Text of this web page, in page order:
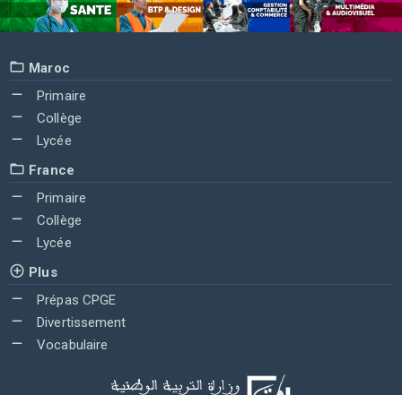
Maroc
Primaire
Collège
Lycée
France
Primaire
Collège
Lycée
Plus
Prépas CPGE
Divertissement
Vocabulaire